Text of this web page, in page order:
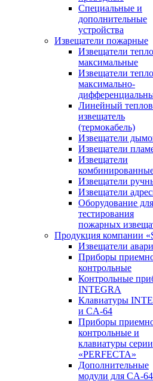
Специальные и
дополнительные
устройства
Извещатели пожарные
Извещатели
максимальные
Извещатели
максимально-
Линейный
извещатель
(термокабель)
Извещатели
Извещатели
Извещатели
Извещатели
Извещатели
Оборудование для
тестирования
пожарных
Продукция компании
Извещатели
Приборы
контрольные
Контрольные
INTEGRA
Клавиатуры
и CA-64
Приборы
контрольные и
клавиатуры серии
«PERFECTA»
Дополнительные
модули для CA-